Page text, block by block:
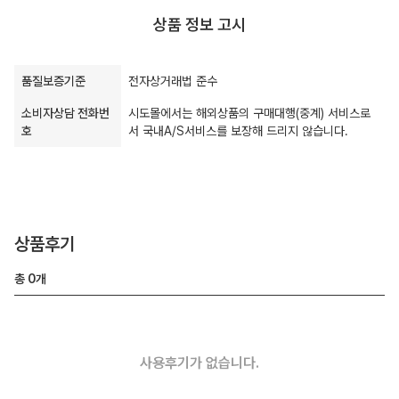
상품 정보 고시
품질보증기준 전자상거래법 준수
소비자상담 전화번
호
시도몰에서는 해외상품의 구매대행(중계) 서비스로
서 국내A/S서비스를 보장해 드리지 않습니다.
상품후기
총 0개
사용후기가 없습니다.